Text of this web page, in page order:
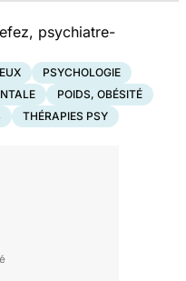
psychiatre-
PSYCHOLOGIE
POIDS, OBÉSITÉ
THÉRAPIES PSY